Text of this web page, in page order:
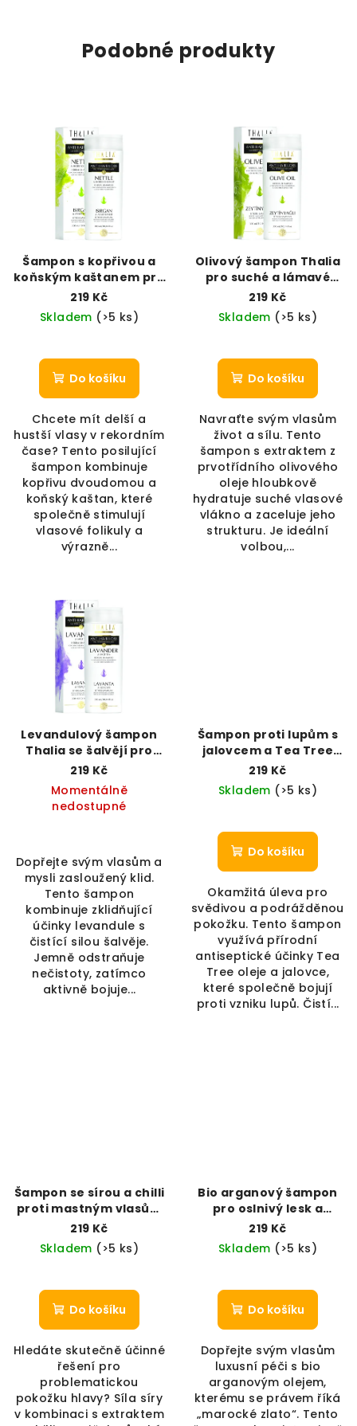
Podobné produkty
Šampon s kopřivou a
koňským kaštanem pro
rychlý růst vlasů (300
ml)
219 Kč
Skladem (>5 ks)
Do košíku
Chcete mít delší a
hustší vlasy v rekordním
čase? Tento posilující
šampon kombinuje
kopřivu dvoudomou a
koňský kaštan, které
společně stimulují
vlasové folikuly a
výrazně...
Olivový šampon Thalia
pro suché a lámavé
vlasy (300 ml)
219 Kč
Skladem (>5 ks)
Do košíku
Navraťte svým vlasům
život a sílu. Tento
šampon s extraktem z
prvotřídního olivového
oleje hloubkově
hydratuje suché vlasové
vlákno a zaceluje jeho
strukturu. Je ideální
volbou,...
Levandulový šampon
Thalia se šalvějí pro
zklidnění pokožky (300
ml)
219 Kč
Momentálně
nedostupné
Dopřejte svým vlasům a
mysli zasloužený klid.
Tento šampon
kombinuje zklidňující
účinky levandule s
čistící silou šalvěje.
Jemně odstraňuje
nečistoty, zatímco
aktivně bojuje...
Šampon proti lupům s
jalovcem a Tea Tree
(300 ml)
219 Kč
Skladem (>5 ks)
Do košíku
Okamžitá úleva pro
svědivou a podrážděnou
pokožku. Tento šampon
využívá přírodní
antiseptické účinky Tea
Tree oleje a jalovce,
které společně bojují
proti vzniku lupů. Čistí...
Šampon se sírou a chilli
proti mastným vlasům
a lupům (300 ml)
219 Kč
Skladem (>5 ks)
Do košíku
Hledáte skutečně účinné
řešení pro
problematickou
pokožku hlavy? Síla síry
v kombinaci s extraktem
Bio arganový šampon
pro oslnivý lesk a
objem (300 ml)
219 Kč
Skladem (>5 ks)
Do košíku
Dopřejte svým vlasům
luxusní péči s bio
arganovým olejem,
kterému se právem říká
„marocké zlato“. Tento